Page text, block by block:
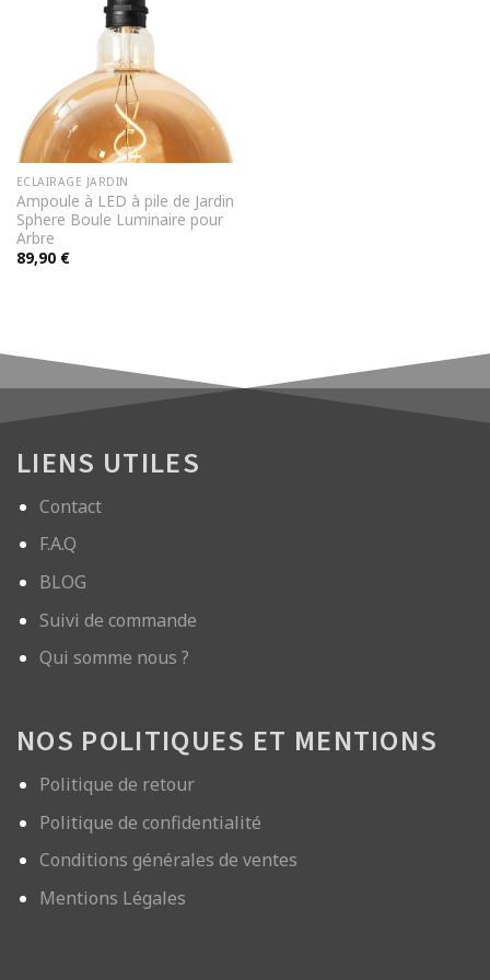
ECLAIRAGE JARDIN
Ampoule à LED à pile de Jardin
Sphere Boule Luminaire pour
Arbre
89,90 €
LIENS UTILES
Contact
F.A.Q
BLOG
Suivi de commande
Qui somme nous ?
NOS POLITIQUES ET MENTIONS
Politique de retour
Politique de confidentialité
Conditions générales de ventes
Mentions Légales